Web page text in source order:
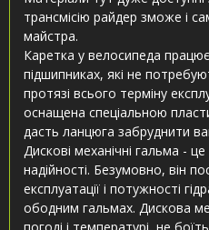
трансмісію райдер зможе і
майстра.
Каретка у велосипеда
підшипниках, які не
протязі всього терміну
оснащена спеціальною
дасть ланцюга забруднити
Дискові механічні гальма -
надійності. Безумовно, він
експлуатації і потужності
ободним гальмах. Дискова